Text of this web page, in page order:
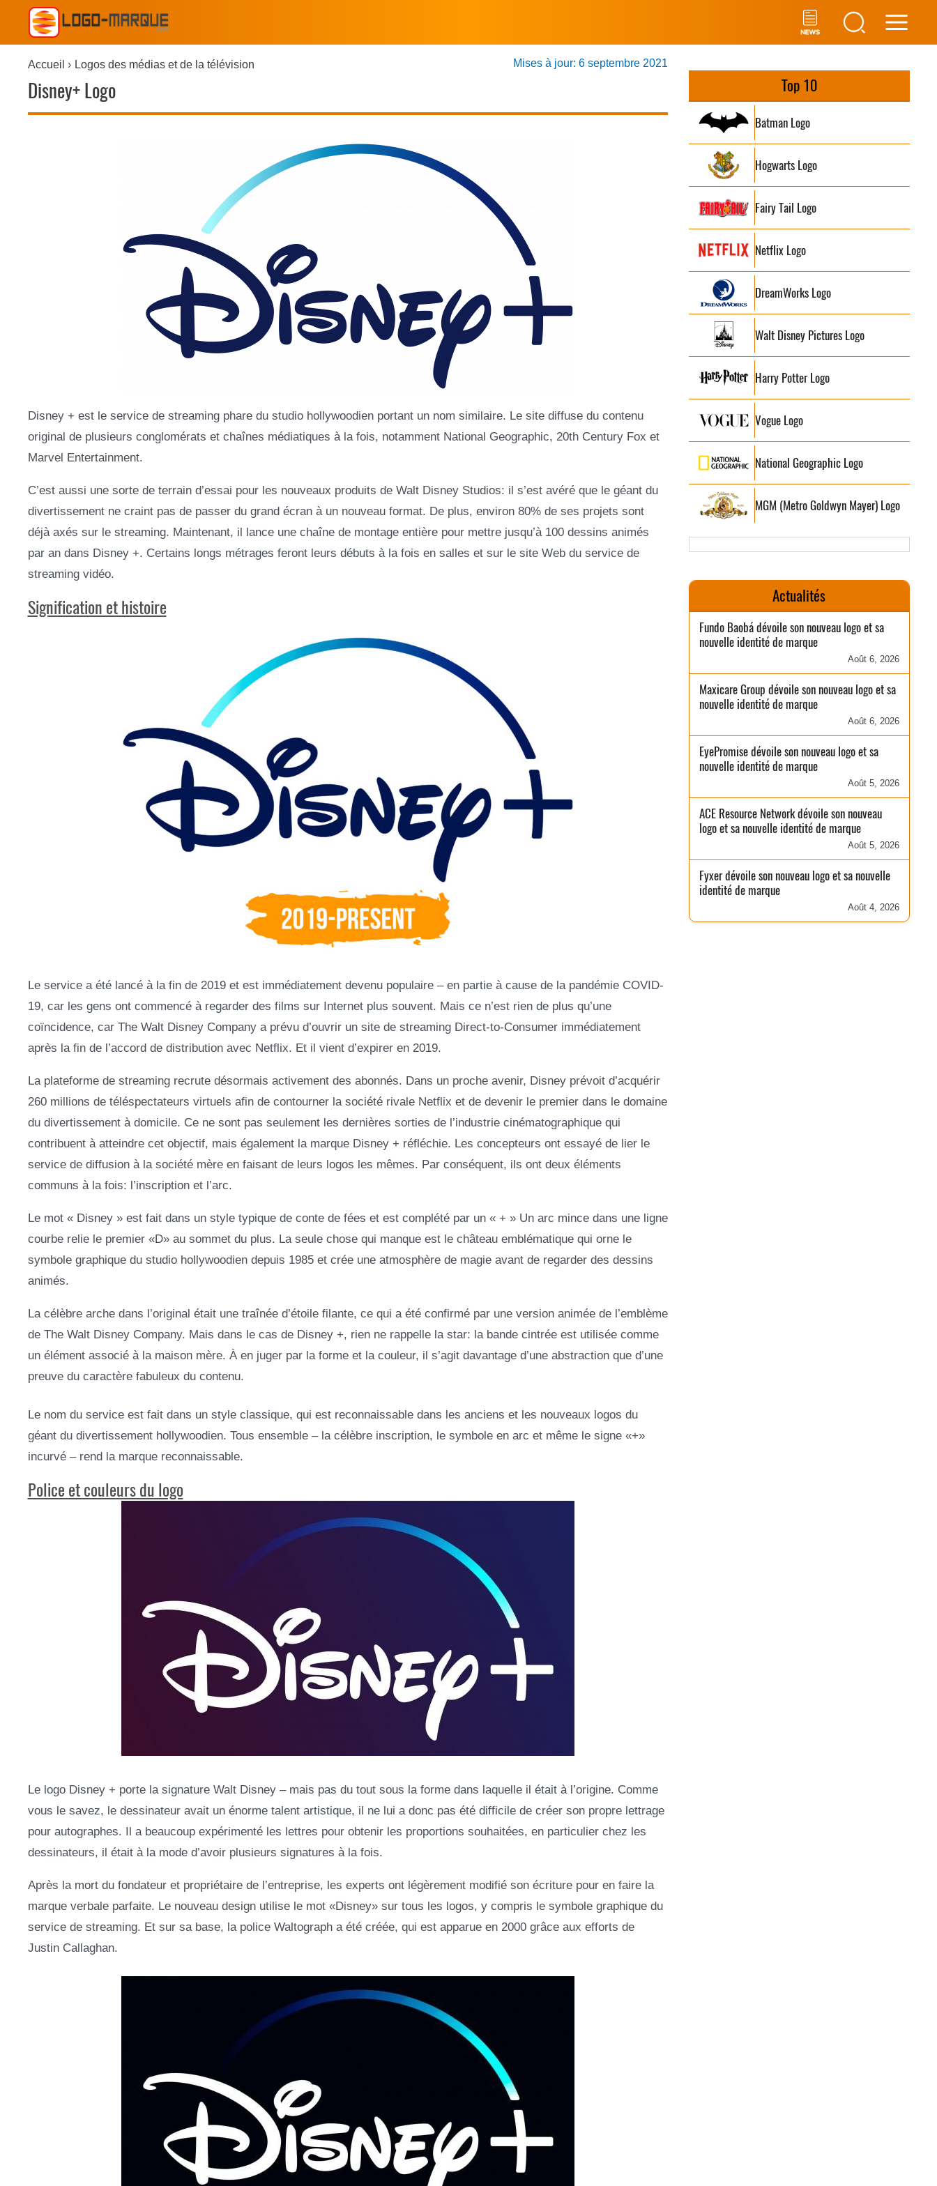
Accueil Logos des médias et de la télévision
Disney+ Logo
Mises à jour: 6 septembre 2021
Disney + est le service de streaming phare du studio hollywoodien portant un nom similaire. Le site diffuse du contenu
original de plusieurs conglomérats et chaînes médiatiques à la fois, notamment National Geographic, 20th Century Fox et
Marvel Entertainment.
C’est aussi une sorte de terrain d’essai pour les nouveaux produits de Walt Disney Studios: il s’est avéré que le géant du
divertissement ne craint pas de passer du grand écran à un nouveau format. De plus, environ 80% de ses projets sont
déjà axés sur le streaming. Maintenant, il lance une chaîne de montage entière pour mettre jusqu’à 100 dessins animés
par an dans Disney +. Certains longs métrages feront leurs débuts à la fois en salles et sur le site Web du service de
streaming vidéo.
Signification et histoire
Le service a été lancé à la fin de 2019 et est immédiatement devenu populaire – en partie à cause de la pandémie COVID-
19, car les gens ont commencé à regarder des films sur Internet plus souvent. Mais ce n’est rien de plus qu’une
coïncidence, car The Walt Disney Company a prévu d’ouvrir un site de streaming Direct-to-Consumer immédiatement
après la fin de l’accord de distribution avec Netflix. Et il vient d’expirer en 2019.
La plateforme de streaming recrute désormais activement des abonnés. Dans un proche avenir, Disney prévoit d’acquérir
260 millions de téléspectateurs virtuels afin de contourner la société rivale Netflix et de devenir le premier dans le domaine
du divertissement à domicile. Ce ne sont pas seulement les dernières sorties de l’industrie cinématographique qui
contribuent à atteindre cet objectif, mais également la marque Disney + réfléchie. Les concepteurs ont essayé de lier le
service de diffusion à la société mère en faisant de leurs logos les mêmes. Par conséquent, ils ont deux éléments
communs à la fois: l’inscription et l’arc.
Le mot « Disney » est fait dans un style typique de conte de fées et est complété par un « + » Un arc mince dans une ligne
courbe relie le premier «D» au sommet du plus. La seule chose qui manque est le château emblématique qui orne le
symbole graphique du studio hollywoodien depuis 1985 et crée une atmosphère de magie avant de regarder des dessins
animés.
La célèbre arche dans l’original était une traînée d’étoile filante, ce qui a été confirmé par une version animée de l’emblème
de The Walt Disney Company. Mais dans le cas de Disney +, rien ne rappelle la star: la bande cintrée est utilisée comme
un élément associé à la maison mère. À en juger par la forme et la couleur, il s’agit davantage d’une abstraction que d’une
preuve du caractère fabuleux du contenu.
Le nom du service est fait dans un style classique, qui est reconnaissable dans les anciens et les nouveaux logos du
géant du divertissement hollywoodien. Tous ensemble – la célèbre inscription, le symbole en arc et même le signe «+»
incurvé – rend la marque reconnaissable.
Police et couleurs du logo
Le logo Disney + porte la signature Walt Disney – mais pas du tout sous la forme dans laquelle il était à l’origine. Comme
vous le savez, le dessinateur avait un énorme talent artistique, il ne lui a donc pas été difficile de créer son propre lettrage
pour autographes. Il a beaucoup expérimenté les lettres pour obtenir les proportions souhaitées, en particulier chez les
dessinateurs, il était à la mode d’avoir plusieurs signatures à la fois.
Après la mort du fondateur et propriétaire de l’entreprise, les experts ont légèrement modifié son écriture pour en faire la
marque verbale parfaite. Le nouveau design utilise le mot «Disney» sur tous les logos, y compris le symbole graphique du
service de streaming. Et sur sa base, la police Waltograph a été créée, qui est apparue en 2000 grâce aux efforts de
Justin Callaghan.
Top 10
Batman Logo
Hogwarts Logo
Fairy Tail Logo
Netflix Logo
DreamWorks Logo
Walt Disney Pictures Logo
Harry Potter Logo
Vogue Logo
National Geographic Logo
MGM (Metro Goldwyn Mayer) Logo
Actualités
Fundo Baobá dévoile son nouveau logo et sa
nouvelle identité de marque
Août 6, 2026
Maxicare Group dévoile son nouveau logo et sa
nouvelle identité de marque
Août 6, 2026
EyePromise dévoile son nouveau logo et sa
nouvelle identité de marque
Août 5, 2026
ACE Resource Network dévoile son nouveau
logo et sa nouvelle identité de marque
Août 5, 2026
Fyxer dévoile son nouveau logo et sa nouvelle
identité de marque
Août 4, 2026